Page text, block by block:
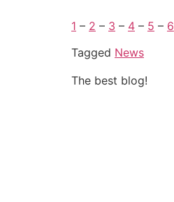
1 – 2 – 3 – 4 – 5 – 6
Tagged News
The best blog!